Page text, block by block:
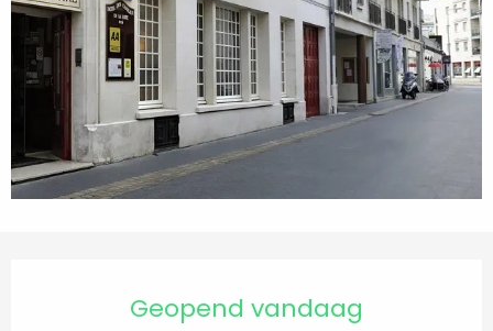
Geopend vandaag